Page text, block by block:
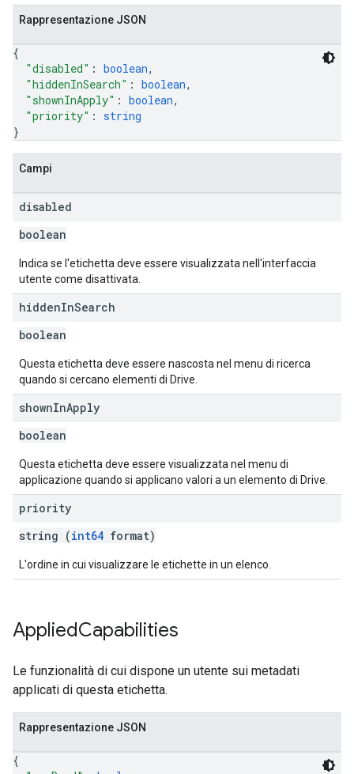
Rappresentazione JSON
{
"disabled" : boolean,
"hiddenInSearch" : boolean,
"shownInApply" : boolean,
"priority" : string
}
Campi
disabled
boolean
Indica se l'etichetta deve essere visualizzata nell'interfaccia
utente come disattivata.
hiddenInSearch
boolean
Questa etichetta deve essere nascosta nel menu di ricerca
quando si cercano elementi di Drive.
shownInApply
boolean
Questa etichetta deve essere visualizzata nel menu di
applicazione quando si applicano valori a un elemento di Drive.
priority
string (int64 format)
L'ordine in cui visualizzare le etichette in un elenco.
AppliedCapabilities
Le funzionalità di cui dispone un utente sui metadati
applicati di questa etichetta.
Rappresentazione JSON
{